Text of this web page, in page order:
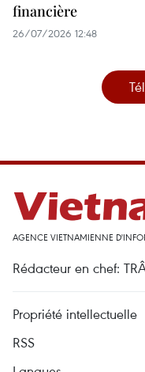
financière
26/07/2026 12:48
AGENCE VIETNAMIENNE
Rédacteur en chef:
Propriété intellectuelle
RSS